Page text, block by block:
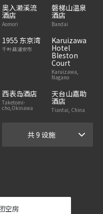
奥入濑溪流
酒店
Aomori
磐梯山温泉
酒店
Bandai
1955 东京湾
千叶县浦安市
Karuizawa
Hotel
Bleston
Court
Karuizawa,
Nagano
西表岛酒店
Taketomi-
cho,Okinawa
天台山嘉助
酒店
Tiantai, China
共 9 设施
空房